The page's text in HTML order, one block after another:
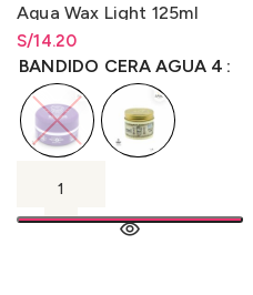
Aqua Wax Light 125ml
S/14.20
Rango de precios: desde
S/14.20hastaS/14.20
BANDIDO CERA AGUA 4